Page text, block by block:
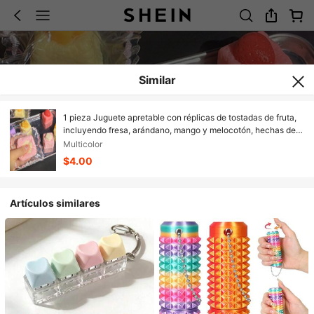
Similar
1 pieza Juguete apretable con réplicas de tostadas de fruta,
incluyendo fresa, arándano, mango y melocotón, hechas de
silicona con textura suave y lenta recuperación, juguete
antiestrés para adolescentes y adultos, regalo de
cumpleaños/festividad
Multicolor
$4.00
Artículos similares